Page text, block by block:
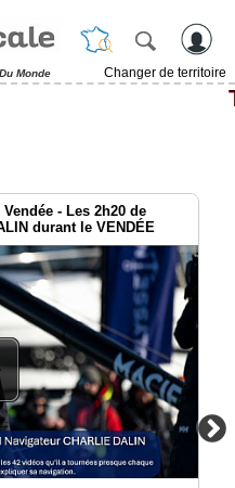
Monde
Changer de territoire
- Les 2h20 de
durant le VENDÉE